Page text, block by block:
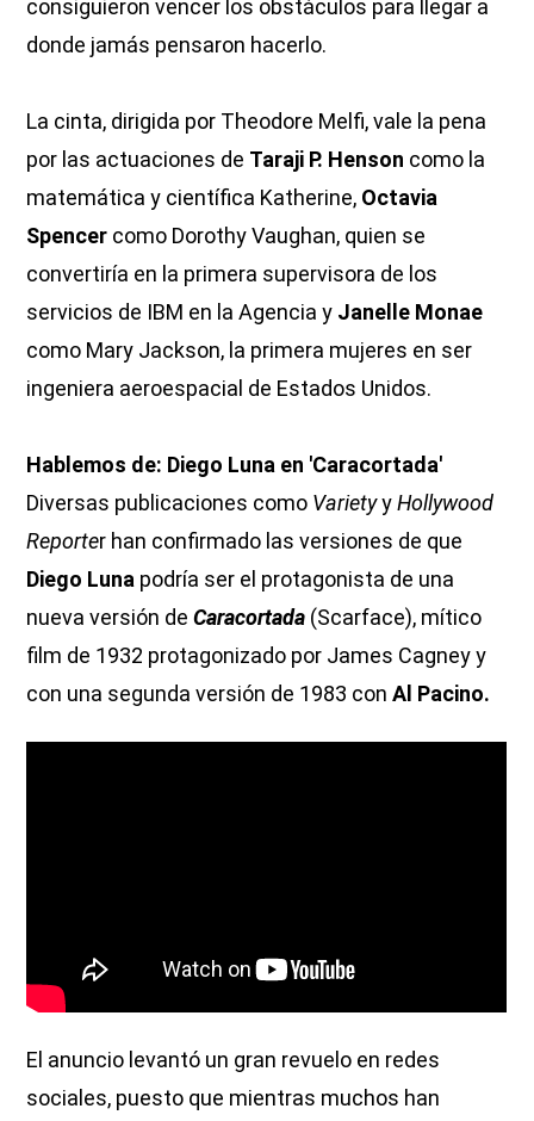
consiguieron vencer los obstáculos para llegar a
donde jamás pensaron hacerlo.
La cinta, dirigida por Theodore Melfi, vale la pena
por las actuaciones de Taraji P. Henson como la
matemática y científica Katherine, Octavia
Spencer como Dorothy Vaughan, quien se
convertiría en la primera supervisora de los
servicios de IBM en la Agencia y Janelle Monae
como Mary Jackson, la primera mujeres en ser
ingeniera aeroespacial de Estados Unidos.
Hablemos de: Diego Luna en 'Caracortada'
Diversas publicaciones como VarietyyHollywood
Reporter han confirmado las versiones de que
Diego Luna podría ser el protagonista de una
nueva versión deCaracortada (Scarface), mítico
film de 1932 protagonizado por James Cagney y
con una segunda versión de 1983 con Al Pacino.
El anuncio levantó un gran revuelo en redes
sociales, puesto que mientras muchos han